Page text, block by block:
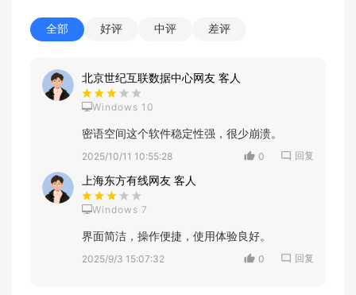
全部 好评 中评 差评
北京世纪互联数据中心网友 客人
Windows 10
密语空间这个软件稳定性强，很少崩溃。
2025/10/11 10:55:28 0 回复
上海东方有线网友 客人
Windows 7
界面简洁，操作便捷，使用体验良好。
2025/9/3 15:07:32 0 回复